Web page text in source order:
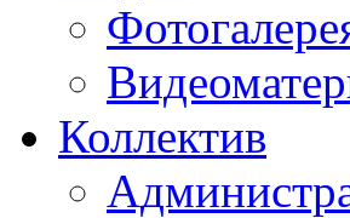
Коллектив